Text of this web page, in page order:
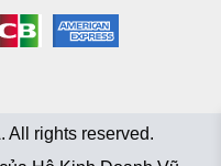
All rights reserved.